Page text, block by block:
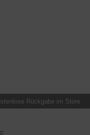
Rückgabe im Store